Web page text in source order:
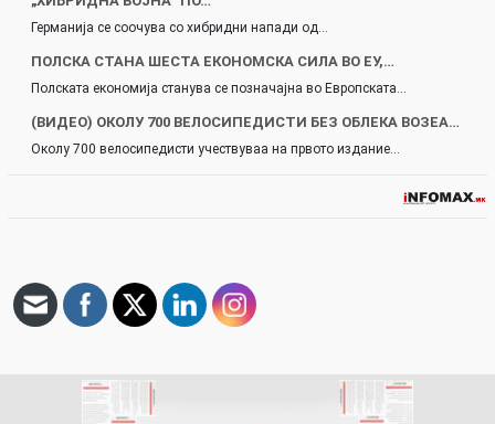
Германија се соочува со хибридни напади од…
ПОЛСКА СТАНА ШЕСТА ЕКОНОМСКА СИЛА ВО ЕУ,…
Полската економија станува се позначајна во Европската…
(ВИДЕО) ОКОЛУ 700 ВЕЛОСИПЕДИСТИ БЕЗ ОБЛЕКА ВОЗЕА…
Околу 700 велосипедисти учествуваа на првото издание…